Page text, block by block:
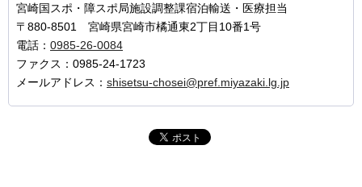
宮崎国スポ・障スポ局施設調整課宿泊輸送・医療担当
〒880-8501 宮崎県宮崎市橘通東2丁目10番1号
電話： 0985-26-0084
ファクス：0985-24-1723
メールアドレス： shisetsu-chosei@pref.miyazaki.lg.jp